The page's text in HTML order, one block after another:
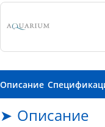
Описание
Описание